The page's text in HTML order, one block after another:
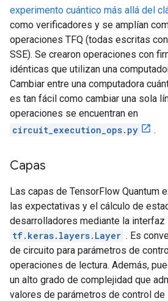
experimento cuántico más allá del
como verificadores y se amplían
operaciones TFQ (todas escritas
SSE). Se crearon operaciones con
idénticas que utilizan una
Cambiar entre una computadora
es tan fácil como cambiar una sola
operaciones se encuentran en
circuit_execution_ops.py
.
Capas
Las capas de TensorFlow Quantum
las expectativas y el cálculo de
desarrolladores mediante la interfaz
tf.keras.layers.Layer . Es
de circuito para parámetros de
operaciones de lectura. Además,
un alto grado de complejidad que
valores de parámetros de control